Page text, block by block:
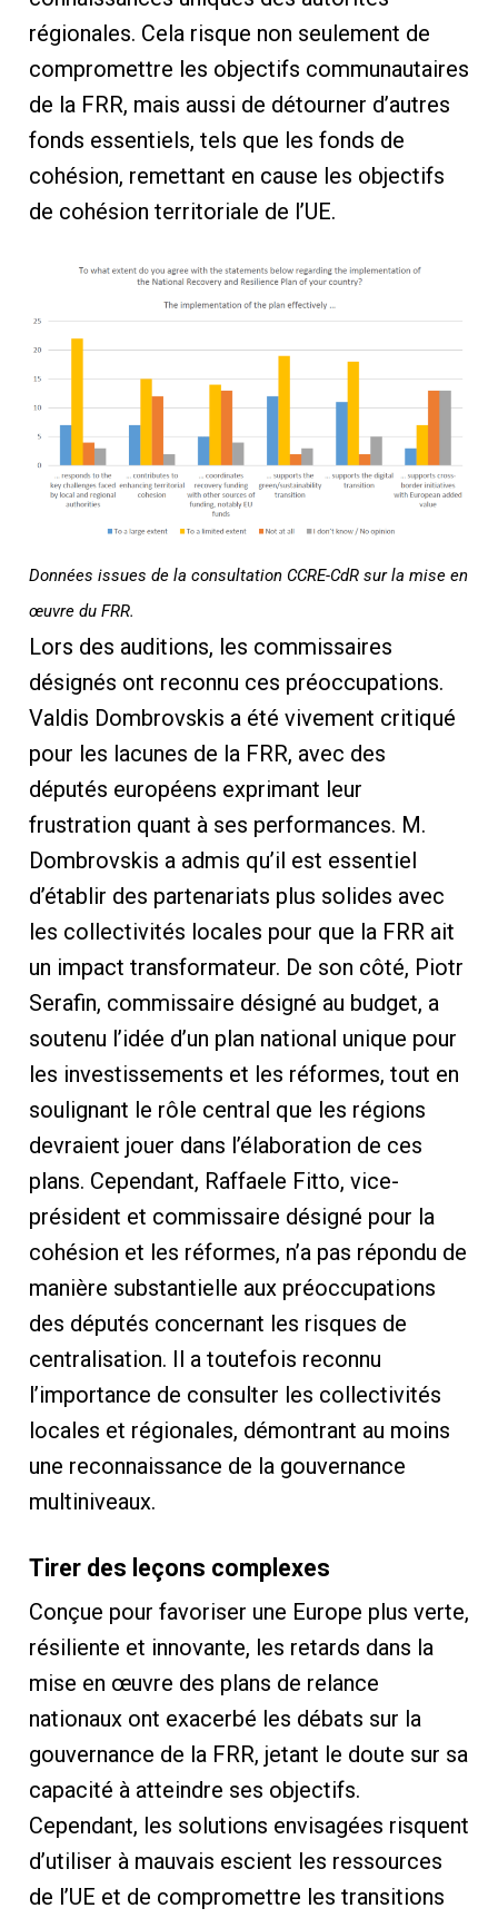
régionales. Cela risque non seulement de
compromettre les objectifs communautaires
de la FRR, mais aussi de détourner d’autres
fonds essentiels, tels que les fonds de
cohésion, remettant en cause les objectifs
de cohésion territoriale de l’UE.
Données issues de la consultation CCRE-CdR sur la mise en
œuvre du FRR.
Lors des auditions, les commissaires
désignés ont reconnu ces préoccupations.
Valdis Dombrovskis a été vivement critiqué
pour les lacunes de la FRR, avec des
députés européens exprimant leur
frustration quant à ses performances. M.
Dombrovskis a admis qu’il est essentiel
d’établir des partenariats plus solides avec
les collectivités locales pour que la FRR ait
un impact transformateur. De son côté, Piotr
Serafin, commissaire désigné au budget, a
soutenu l’idée d’un plan national unique pour
les investissements et les réformes, tout en
soulignant le rôle central que les régions
devraient jouer dans l’élaboration de ces
plans. Cependant, Raffaele Fitto, vice-
président et commissaire désigné pour la
cohésion et les réformes, n’a pas répondu de
manière substantielle aux préoccupations
des députés concernant les risques de
centralisation. Il a toutefois reconnu
l’importance de consulter les collectivités
locales et régionales, démontrant au moins
une reconnaissance de la gouvernance
multiniveaux.
Tirer des leçons complexes
Conçue pour favoriser une Europe plus verte,
résiliente et innovante, les retards dans la
mise en œuvre des plans de relance
nationaux ont exacerbé les débats sur la
gouvernance de la FRR, jetant le doute sur sa
capacité à atteindre ses objectifs.
Cependant, les solutions envisagées risquent
d’utiliser à mauvais escient les ressources
de l’UE et de compromettre les transitions